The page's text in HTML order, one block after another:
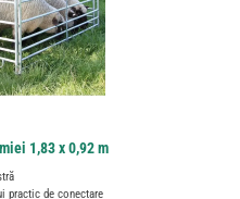
1,83 x 0,92 m
practic de conectare